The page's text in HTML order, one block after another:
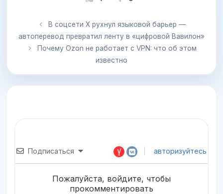
В соцсети X рухнул языковой барьер —
автоперевод превратил ленту в «цифровой Вавилон»
Почему Ozon не работает с VPN: что об этом
известно
Подписаться авторизуйтесь
Пожалуйста, войдите, чтобы
прокомментировать